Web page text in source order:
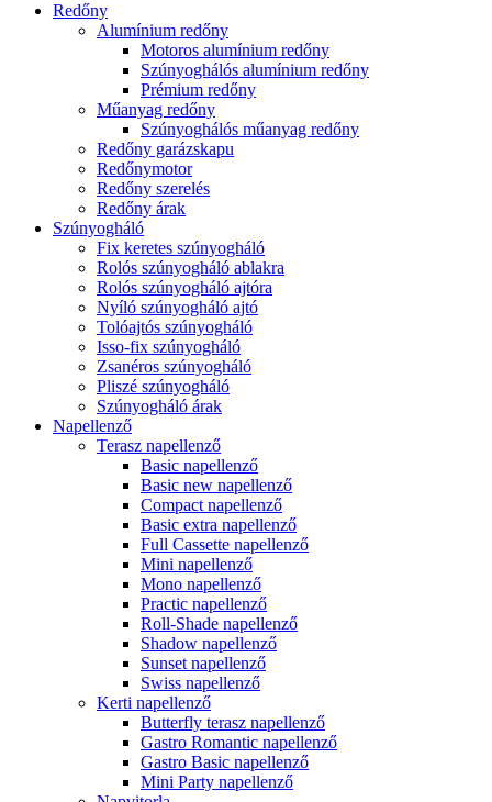
Redőny
Alumínium redőny
Motoros alumínium redőny
Szúnyoghálós alumínium redőny
Prémium redőny
Műanyag redőny
Szúnyoghálós műanyag redőny
Redőny garázskapu
Redőnymotor
Redőny szerelés
Redőny árak
Szúnyogháló
Fix keretes szúnyogháló
Rolós szúnyogháló ablakra
Rolós szúnyogháló ajtóra
Nyíló szúnyogháló ajtó
Tolóajtós szúnyogháló
Isso-fix szúnyogháló
Zsanéros szúnyogháló
Pliszé szúnyogháló
Szúnyogháló árak
Napellenző
Terasz napellenző
Basic napellenző
Basic new napellenző
Compact napellenző
Basic extra napellenző
Full Cassette napellenző
Mini napellenző
Mono napellenző
Practic napellenző
Roll-Shade napellenző
Shadow napellenző
Sunset napellenző
Swiss napellenző
Kerti napellenző
Butterfly terasz napellenző
Gastro Romantic napellenző
Gastro Basic napellenző
Mini Party napellenző